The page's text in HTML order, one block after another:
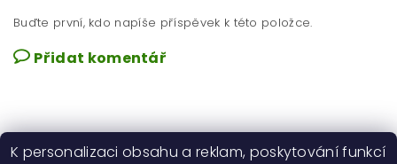
Buďte první, kdo napíše příspěvek k této položce.
Přidat komentář
K personalizaci obsahu a reklam, poskytování funkcí